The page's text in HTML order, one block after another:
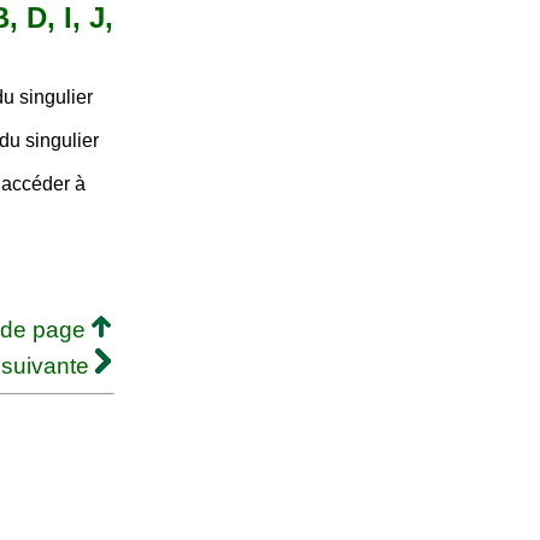
D, I, J,
singulier
singulier
à
page